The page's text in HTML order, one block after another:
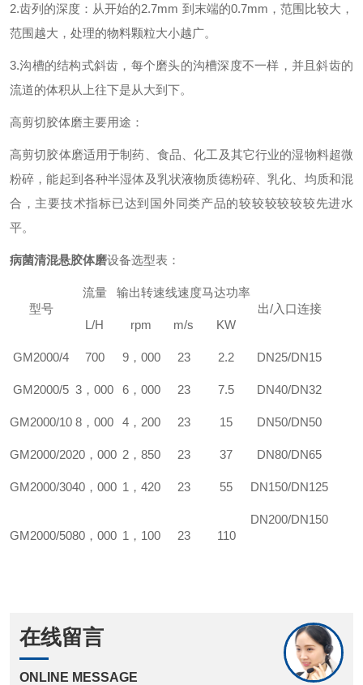
2.齿列的深度：从开始的2.7mm 到末端的0.7mm，范围比较大，
范围越大，处理的物料颗粒大小越广。
3.沟槽的结构式斜齿，每个磨头的沟槽深度不一样，并且斜齿的
流道的体积从上往下是从大到下。
高剪切胶体磨主要用途：
高剪切胶体磨适用于制药、食品、化工及其它行业的湿物料超微
粉碎，能起到各种半湿体及乳状液物质德粉碎、乳化、均质和混
合，主要技术指标已达到国外同类产品的较较较较较较先进水
平。
病菌清混悬胶体磨设备选型表：
型号
流量
L/H
输出转速
rpm
线速度
m/s
马达功率
KW
出/入口连接
GM2000/4 700 9，000 23 2.2 DN25/DN15
GM2000/5 3 ，000 6，000 23 7.5 DN40/DN32
GM2000/10 8 ，000 4，200 23 15 DN50/DN50
GM2000/2020 ，000 2，850 23 37 DN80/DN65
GM2000/3040 ，000 1 ，420 23 55 DN150/DN125
GM2000/5080 ，000 1 ，100 23 110
DN200/DN150
在线留言
ONLINE MESSAGE